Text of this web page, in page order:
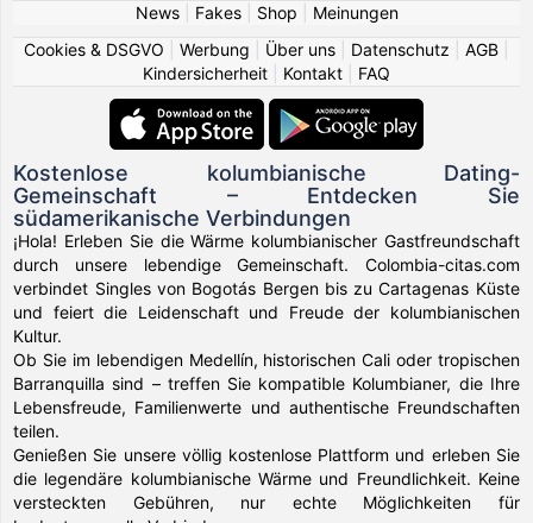
News| Fakes| Shop
Meinungen
Cookies & DSGVO
Werbung Über uns Datenschutz AGB
Kindersicherheit
Kontakt FAQ
Kostenlose kolumbianische Dating-
Gemeinschaft – Entdecken Sie
südamerikanische Verbindungen
¡Hola! Erleben Sie die Wärme kolumbianischer Gastfreundschaft
durch unsere lebendige Gemeinschaft. Colombia-citas.com
verbindet Singles von Bogotás Bergen bis zu Cartagenas Küste
und feiert die Leidenschaft und Freude der kolumbianischen
Kultur.
Ob Sie im lebendigen Medellín, historischen Cali oder tropischen
Barranquilla sind – treffen Sie kompatible Kolumbianer, die Ihre
Lebensfreude, Familienwerte und authentische Freundschaften
teilen.
Genießen Sie unsere völlig kostenlose Plattform und erleben Sie
die legendäre kolumbianische Wärme und Freundlichkeit. Keine
versteckten Gebühren, nur echte Möglichkeiten für